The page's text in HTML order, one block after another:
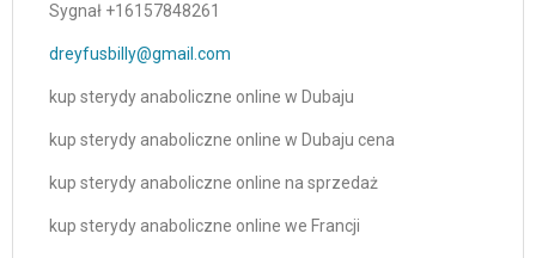
Sygnał +16157848261
dreyfusbilly@gmail.com
kup sterydy anaboliczne online w Dubaju
kup sterydy anaboliczne online w Dubaju cena
kup sterydy anaboliczne online na sprzedaż
kup sterydy anaboliczne online we Francji